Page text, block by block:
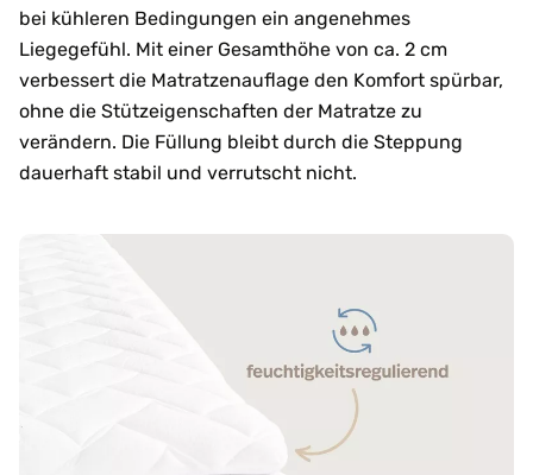
bei kühleren Bedingungen ein angenehmes
Liegegefühl. Mit einer Gesamthöhe von ca. 2 cm
verbessert die Matratzenauflage den Komfort spürbar,
ohne die Stützeigenschaften der Matratze zu
verändern. Die Füllung bleibt durch die Steppung
dauerhaft stabil und verrutscht nicht.